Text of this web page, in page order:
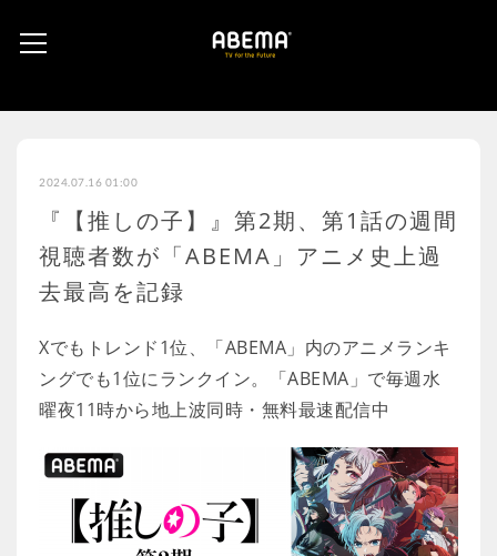
2024.07.16 01:00
『【推しの子】』第2期、第1話の週間
視聴者数が「ABEMA」アニメ史上過
去最高を記録
Xでもトレンド1位、「ABEMA」内のアニメランキ
ングでも1位にランクイン。「ABEMA」で毎週水
曜夜11時から地上波同時・無料最速配信中